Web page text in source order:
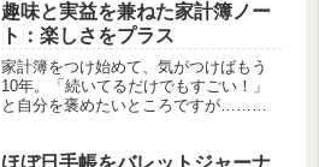
か。わたしが選んだのはシャープペン
シルボールペン、万年筆、ジェルイン
ク...
趣味と実益を兼ねた家計簿ノー
ト：楽しさをプラス
家計簿をつけ始めて、気がつけばもう
10年。「続いてるだけでもすごい！」
と自分を褒めたいところですが……ふ
ったことに気づき、軽く反省モードに
ほぼ日手帳をバレットジャーナ